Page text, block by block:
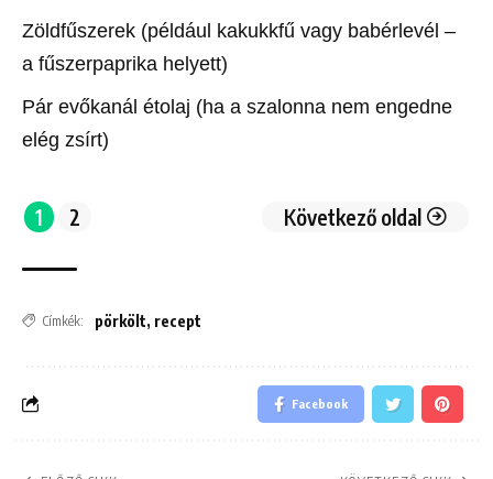
Zöldfűszerek (például kakukkfű vagy babérlevél –
a fűszerpaprika helyett)
Pár evőkanál étolaj (ha a szalonna nem engedne
elég zsírt)
1 2 Következő oldal
Címkék: pörkölt, recept
Facebook